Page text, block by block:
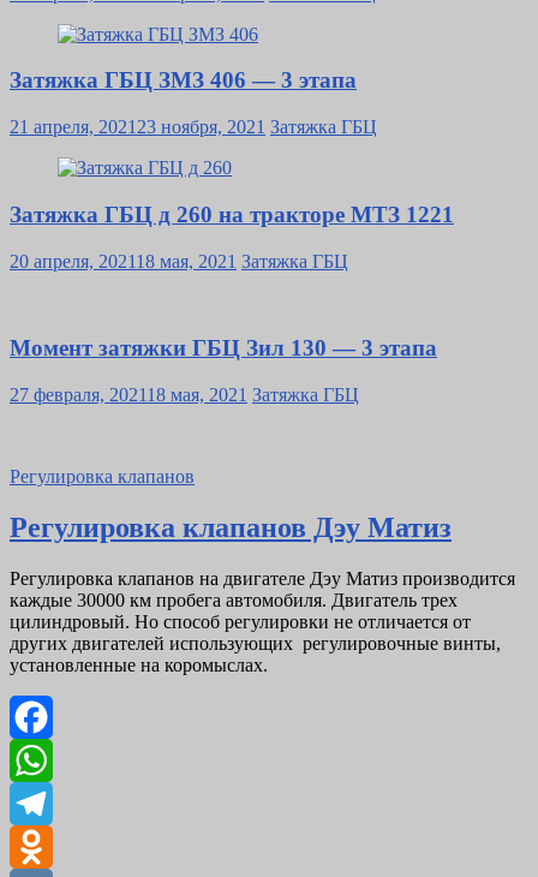
Затяжка ГБЦ ЗМЗ 406 — 3 этапа
Posted
21 апреля, 2021 23 ноября, 2021 Затяжка ГБЦ
Затяжка ГБЦ д 260 на тракторе МТЗ 1221
Posted
20 апреля, 202118 мая, 2021 Затяжка ГБЦ
Момент затяжки ГБЦ Зил 130 — 3 этапа
Posted
27 февраля, 202118 мая, 2021 Затяжка ГБЦ
Регулировка клапанов
Регулировка клапанов Дэу Матиз
Регулировка клапанов на двигателе Дэу Матиз производится
каждые 30000 км пробега автомобиля. Двигатель трех
цилиндровый. Но способ регулировки не отличается от
других двигателей использующих регулировочные винты,
установленные на коромыслах.
Facebook
WhatsApp
Telegram